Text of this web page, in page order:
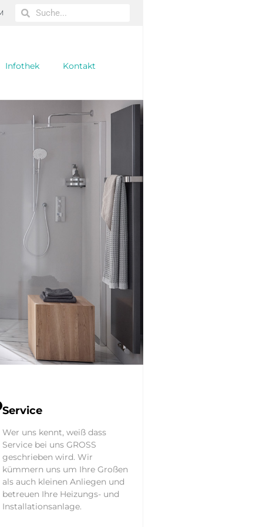
Infothek Kontakt
Service
Wer uns kennt, weiß dass
Service bei uns GROSS
geschrieben wird. Wir
kümmern uns um Ihre Großen
als auch kleinen Anliegen und
betreuen Ihre Heizungs- und
Installationsanlage.